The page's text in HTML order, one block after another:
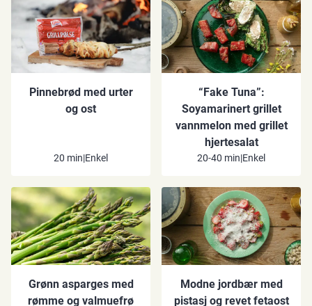
Pinnebrød med urter
og ost
20 min|Enkel
“Fake Tuna”:
Soyamarinert grillet
vannmelon med grillet
hjertesalat
20-40 min|Enkel
Grønn asparges med
rømme og valmuefrø
Modne jordbær med
pistasj og revet fetaost